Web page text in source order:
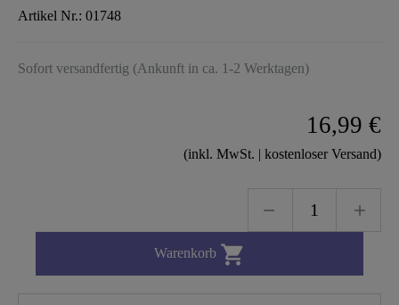
Artikel Nr.: 01748
Sofort versandfertig (Ankunft in ca. 1-2 Werktagen)
16,99 €
(inkl. MwSt. | kostenloser Versand)
Warenkorb 